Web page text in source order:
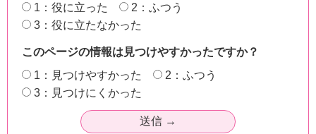
1：役に立った
2：ふつう
3：役に立たなかった
このページの情報は見つけやすかったですか？
1：見つけやすかった
2：ふつう
3：見つけにくかった